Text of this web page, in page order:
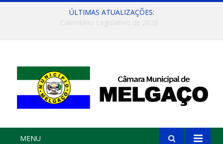
ÚLTIMAS ATUALIZAÇÕES:
MENU